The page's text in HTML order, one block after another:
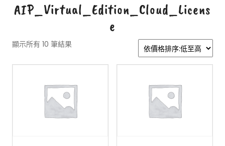
AIP_Virtual_Edition_Cloud_Licens
e
顯示所有 10 筆結果